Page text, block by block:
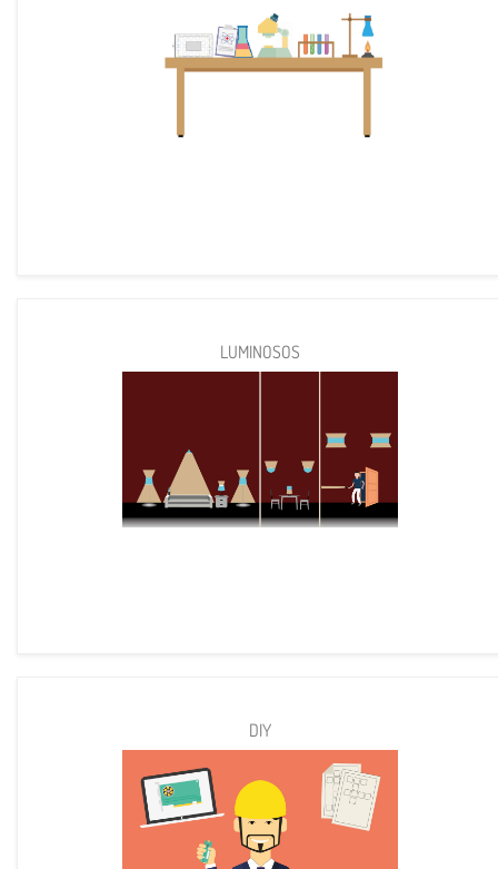
LUMINOSOS
DIY